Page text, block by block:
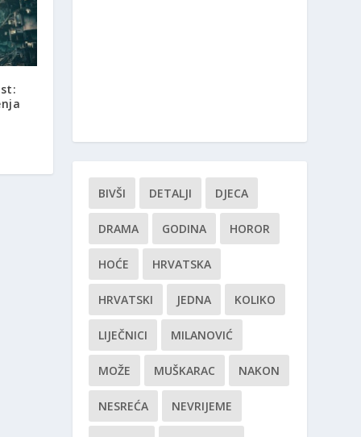
BIVŠI DETALJI DJECA
DRAMA GODINA HOROR
HOĆE HRVATSKA
HRVATSKI JEDNA KOLIKO
LIJEČNICI MILANOVIĆ
MOŽE MUŠKARAC NAKON
NESREĆA NEVRIJEME